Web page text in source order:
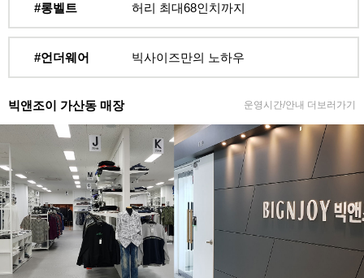
#롱벨트 허리 최대68인치까지
#언더웨어 빅사이즈만의 노하우
빅앤조이 가산동 매장 운영시간/안내 더보러가기